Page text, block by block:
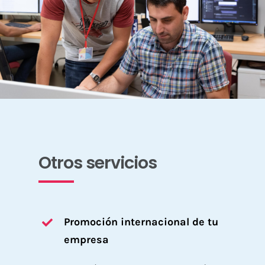
Otros servicios
Promoción internacional de tu
empresa